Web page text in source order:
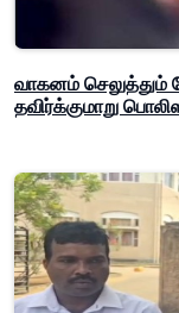
வாகனம்
தவிர்க்குமாறு